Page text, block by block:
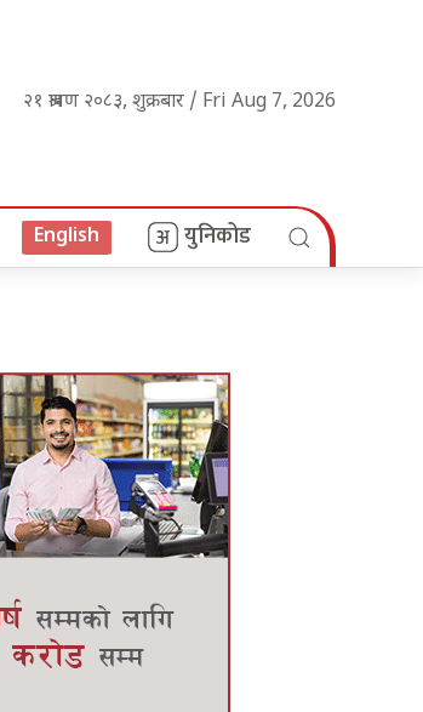
२१ श्रावण २०८३, शुक्रबार / Fri Aug 7, 2026
English युनिकोड